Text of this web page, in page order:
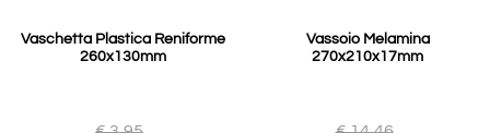
Vaschetta Plastica Reniforme
260x130mm
Vassoio Melamina
270x210x17mm